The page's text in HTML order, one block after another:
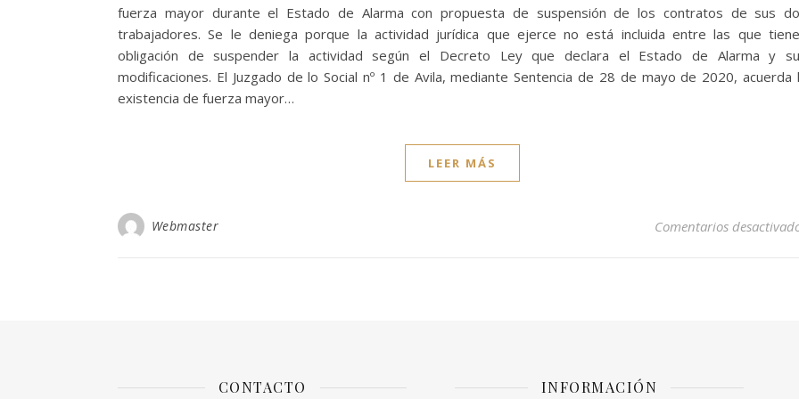
fuerza mayor durante el Estado de Alarma con propuesta de suspensión de los contratos de sus
trabajadores. Se le deniega porque la actividad jurídica que ejerce no está incluida entre las que
obligación de suspender la actividad según el Decreto Ley que declara el Estado de Alarma y
modificaciones. El Juzgado de lo Social nº 1 de Avila, mediante Sentencia de 28 de mayo de 2020, acuerda
existencia de fuerza mayor…
LEER MÁS
Webmaster Comentarios
CONTACTO INFORMACIÓN